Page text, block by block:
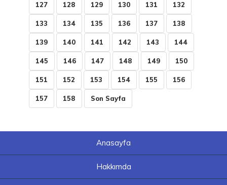
127 128 129 130 131 132
133 134 135 136 137 138
139 140 141 142 143 144
145 146 147 148 149 150
151 152 153 154 155 156
157 158 Son Sayfa
Anasayfa
Hakkımda